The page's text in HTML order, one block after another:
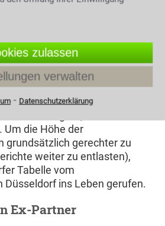
tägliche Wohl der
Unterstützung.
des Kindesunterhalts
Berechnung des
es lediglich um das sog.
die Höhe der
grundsätzlich gerechter zu
weiter zu entlasten),
Tabelle vom
Düsseldorf ins Leben gerufen.
Ex-Partner
zulassen
verwalten
⁃ Datenschutzerklärung